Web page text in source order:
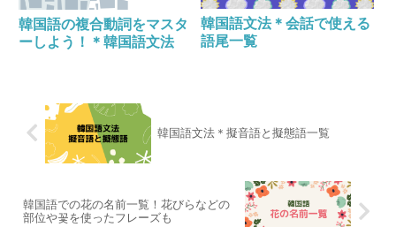
韓国語の複合動詞をマスタ
ーしよう！＊韓国語文法
韓国語文法＊会話で使える
語尾一覧
韓国語文法＊擬音語と擬態語一覧
韓国語での花の名前一覧！花びらなどの
部位や꽃を使ったフレーズも